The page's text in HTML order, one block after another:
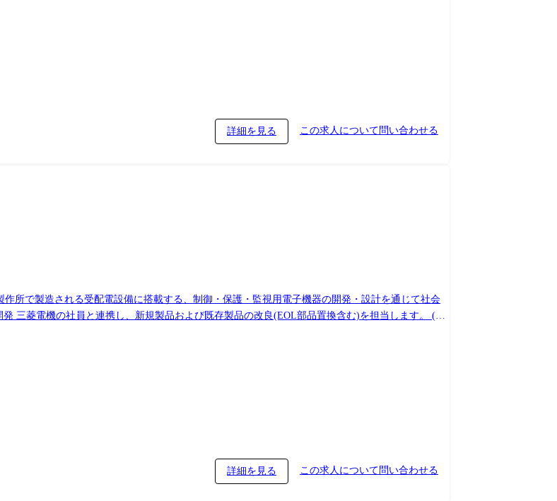
詳細を見る この求人について問い合わせる
所で製造される受配電設備に搭載する、制御・保護・監視用電子機器の開発・設計を通じて社会
2.生産設計 開発製品の量産移行支援及び、量産機種の生産設計を行います。 (1)量産立上げ支援:
ータス管理、部品切替時期の調整 (3)生産性向上:製造現場のDX提案・システム設計(アプリ開発)
詳細を見る この求人について問い合わせる